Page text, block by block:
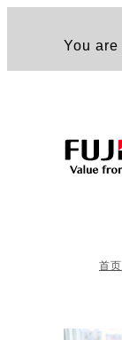
You
首页